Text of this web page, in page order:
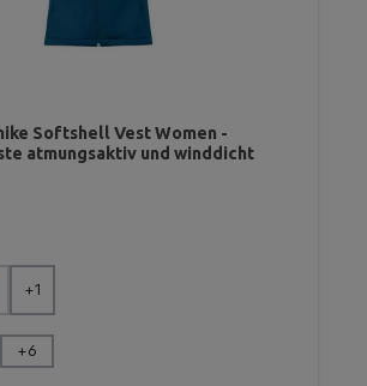
Softshell Vest Women -
atmungsaktiv und winddicht
Option ist zurzeit nicht verfügbar.)
+1
ist zurzeit nicht verfügbar.)
Option ist zurzeit nicht verfügbar.)
+6